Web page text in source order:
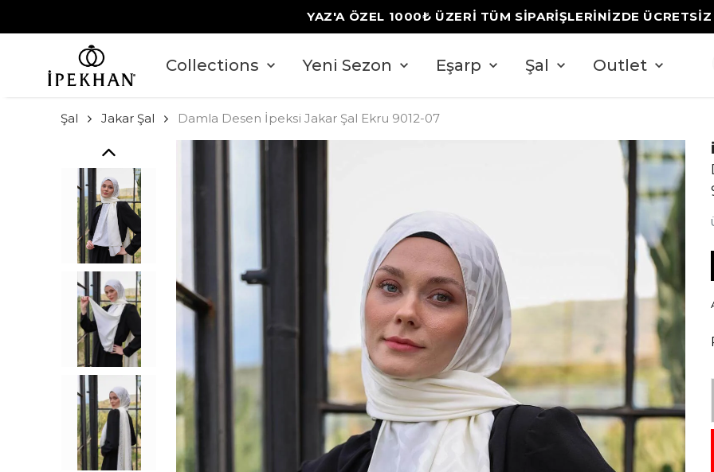
YAZ'A ÖZEL 1000₺ ÜZERİ TÜM SİPARİŞLERİNİZDE ÜCRETSİZ
Collections Yeni Sezon Eşarp Şal Outlet
Şal Jakar Şal Damla Desen İpeksi Jakar Şal Ekru 9012-07